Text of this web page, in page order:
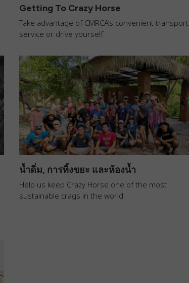
Getting To Crazy Horse
Take advantage of CMRCA’s convenient transport
service or drive yourself.
น้ำดิ่ม, การทิ้งขยะ และห้องน้ำ
Help us keep Crazy Horse one of the most
sustainable crags in the world.